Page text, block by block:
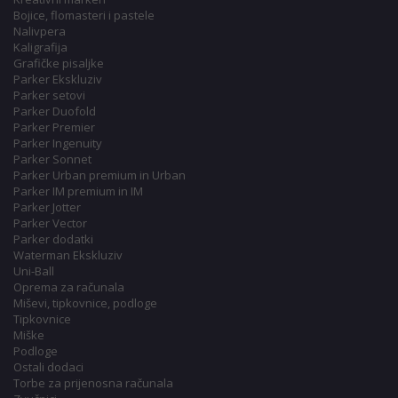
Bojice, flomasteri i pastele
Nalivpera
Kaligrafija
Grafičke pisaljke
Parker Ekskluziv
Parker setovi
Parker Duofold
Parker Premier
Parker Ingenuity
Parker Sonnet
Parker Urban premium in Urban
Parker IM premium in IM
Parker Jotter
Parker Vector
Parker dodatki
Waterman Ekskluziv
Uni-Ball
Oprema za računala
Miševi, tipkovnice, podloge
Tipkovnice
Miške
Podloge
Ostali dodaci
Torbe za prijenosna računala